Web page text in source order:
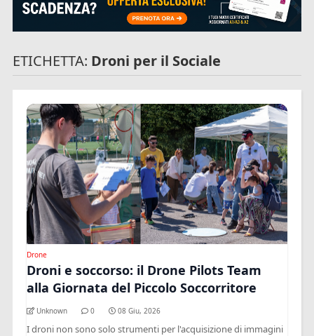
ETICHETTA: Droni per il Sociale
Drone
Droni e soccorso: il Drone Pilots Team
alla Giornata del Piccolo Soccorritore
Unknown 0 08 Giu, 2026
I droni non sono solo strumenti per l'acquisizione di immagini